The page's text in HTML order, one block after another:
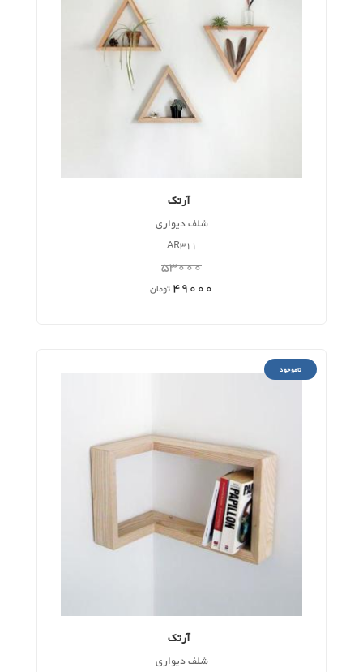
آرتک
شلف دیواری
AR311
53000
49000تومان
ناموجود
آرتک
شلف دیواری